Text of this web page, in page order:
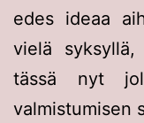
edes ideaa
vielä
tässä nyt
valmistumisen